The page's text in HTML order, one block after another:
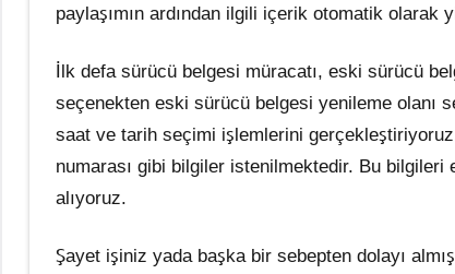
paylaşımın ardından ilgili içerik otomatik olarak
İlk defa sürücü belgesi müracatı, eski sürücü
seçenekten eski sürücü belgesi yenileme olanı
saat ve tarih seçimi işlemlerini
numarası gibi bilgiler istenilmektedir. Bu
alıyoruz.
Şayet işiniz yada başka bir sebepten dolayı